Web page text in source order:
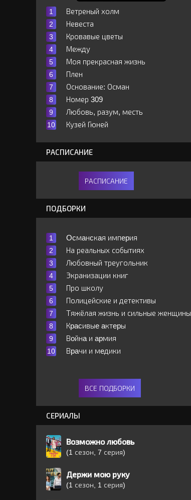
Ветреный холм
Невеста
Кровавые цветы
Между
Моя прекрасная жизнь
Плен
Основание: Осман
Номер 309
Любовь, разум, месть
Кузей Гюней
РАСПИСАНИЕ
РАСПИСАНИЕ
ПОДБОРКИ
Ocмaнcкaя импepия
На реальных событиях
Любовный треугольник
Экранизации книг
Про школу
Полицейские и детективы
Тяжёлая жизнь и сильные женщины
Кpacивыe aктepы
Вoйнa и apмия
Вpaчи и мeдики
ВСЕ ПОДБОРКИ
СЕРИАЛЫ
Возможно любовь
(1 сезон, 7 серия)
Держи мою руку
(1 сезон, 1 серия)